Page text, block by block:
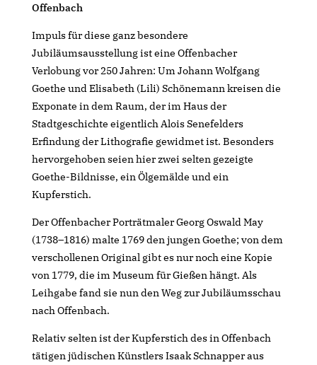
Offenbach
Impuls für diese ganz besondere
Jubiläumsausstellung ist eine Offenbacher
Verlobung vor 250 Jahren: Um Johann Wolfgang
Goethe und Elisabeth (Lili) Schönemann kreisen die
Exponate in dem Raum, der im Haus der
Stadtgeschichte eigentlich Alois Senefelders
Erfindung der Lithografie gewidmet ist. Besonders
hervorgehoben seien hier zwei selten gezeigte
Goethe-Bildnisse, ein Ölgemälde und ein
Kupferstich.
Der Offenbacher Porträtmaler Georg Oswald May
(1738–1816) malte 1769 den jungen Goethe; von dem
verschollenen Original gibt es nur noch eine Kopie
von 1779, die im Museum für Gießen hängt. Als
Leihgabe fand sie nun den Weg zur Jubiläumsschau
nach Offenbach.
Relativ selten ist der Kupferstich des in Offenbach
tätigen jüdischen Künstlers Isaak Schnapper aus